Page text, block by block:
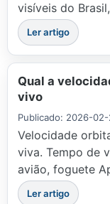
visíveis do
Ler artigo
Qual a
vivo
Publicado: 2026-
Velocidade
viva. Tempo de
avião, foguete
Ler artigo